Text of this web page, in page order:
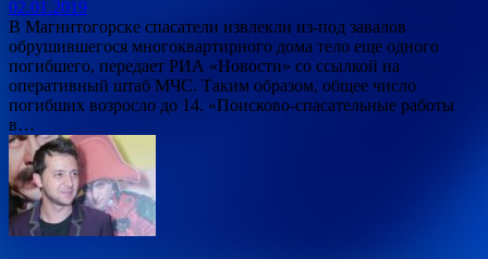
02.01.2019
В Магнитогорске спасатели извлекли из-под завалов
обрушившегося многоквартирного дома тело еще одного
погибшего, передает РИА «Новости» со ссылкой на
оперативный штаб МЧС. Таким образом, общее число
погибших возросло до 14. «Поисково-спасательные работы
в…